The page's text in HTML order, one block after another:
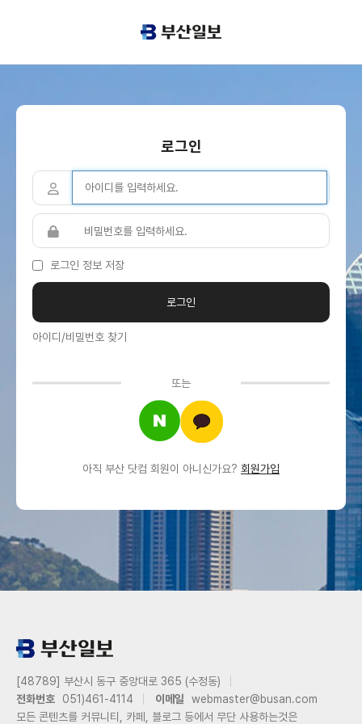
로그인
로그인 정보 저장
아이디/비밀번호 찾기
또는
아직 부산 닷컴 회원이 아니신가요? 회원가입
[48789] 부산시 동구 중앙대로 365 (수정동)
전화번호
051)461-4114 이메일
webmaster@busan.com
모든 콘텐츠를 커뮤니티, 카페, 블로그 등에서 무단 사용하는것은